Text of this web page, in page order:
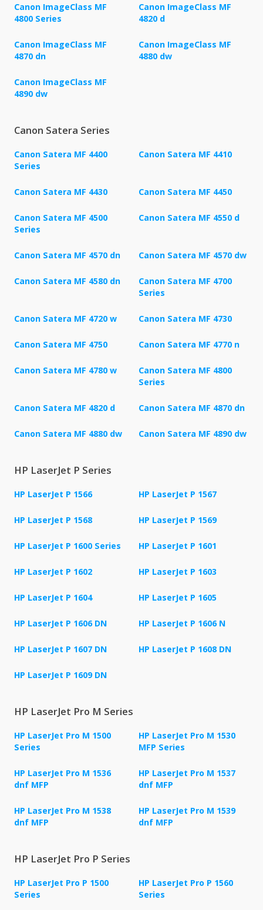
Canon ImageClass MF
4800 Series
Canon ImageClass MF
4820 d
Canon ImageClass MF
4870 dn
Canon ImageClass MF
4880 dw
Canon ImageClass MF
4890 dw
Canon Satera Series
Canon Satera MF 4400
Series
Canon Satera MF 4410
Canon Satera MF 4430 Canon Satera MF 4450
Canon Satera MF 4500
Series
Canon Satera MF 4550 d
Canon Satera MF 4570 dn Canon Satera MF 4570 dw
Canon Satera MF 4580 dn
Canon Satera MF 4700
Series
Canon Satera MF 4720 w Canon Satera MF 4730
Canon Satera MF 4750 Canon Satera MF 4770 n
Canon Satera MF 4780 w
Canon Satera MF 4800
Series
Canon Satera MF 4820 d Canon Satera MF 4870 dn
Canon Satera MF 4880 dw Canon Satera MF 4890 dw
HP LaserJet P Series
HP LaserJet P 1566 HP LaserJet P 1567
HP LaserJet P 1568 HP LaserJet P 1569
HP LaserJet P 1600 Series HP LaserJet P 1601
HP LaserJet P 1602 HP LaserJet P 1603
HP LaserJet P 1604 HP LaserJet P 1605
HP LaserJet P 1606 DN HP LaserJet P 1606 N
HP LaserJet P 1607 DN HP LaserJet P 1608 DN
HP LaserJet P 1609 DN
HP LaserJet Pro M Series
HP LaserJet Pro M 1500
Series
HP LaserJet Pro M 1530
MFP Series
HP LaserJet Pro M 1536
dnf MFP
HP LaserJet Pro M 1537
dnf MFP
HP LaserJet Pro M 1538
dnf MFP
HP LaserJet Pro M 1539
dnf MFP
HP LaserJet Pro P Series
HP LaserJet Pro P 1500
Series
HP LaserJet Pro P 1560
Series